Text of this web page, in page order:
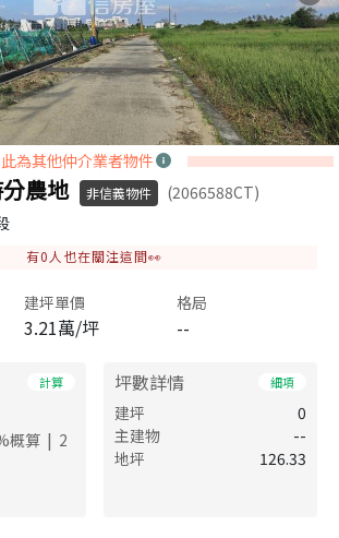
此為其他仲介業者物件
農地 非信義物件
(2066588CT)
有0 人也在關注這間👀
建坪單價
3.21萬/坪
格局
--
計算
概算 | 2
坪數詳情 細項
建坪
0
主建物
--
地坪
126.33